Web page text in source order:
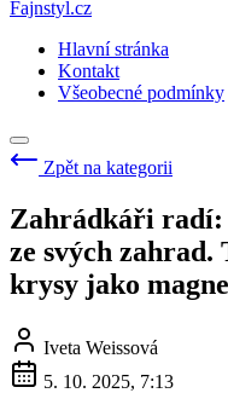
Fajnstyl.cz
Hlavní stránka
Kontakt
Všeobecné podmínky
Zpět na kategorii
Zahrádkáři
ze svých
krysy jako
Iveta Weissová
5. 10. 2025, 7:13